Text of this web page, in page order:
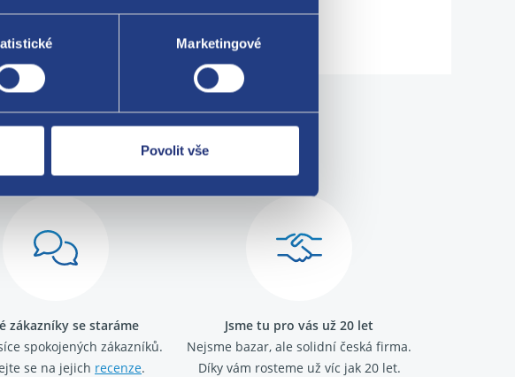
Marketingové
Povolit vše
kvalitu ručíme!
zákazníky se staráme
spokojených zákazníků.
se na jejich recenze.
Jsme tu pro vás už 20 let
Nejsme bazar, ale solidní česká firma.
Díky vám rosteme už víc jak 20 let.